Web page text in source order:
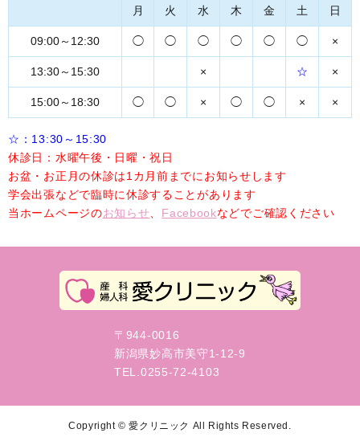
月 火 水 木 金 土 日
09:00～12:30 ◯ ◯ ◯ ◯ ◯ ◯ ×
13:30～15:30 × ☆ ×
15:00～18:30 ◯ ◯ × ◯ ◯ × ×
☆：13:30～15:30
休診日：水曜午後・日曜・祝日
お盆・お正月の休診は1カ月前までにお知らせします
学会出張などで臨時に休診することがあります
当ホームページのお知らせ Facebookなどでご確認ください
〒944-0016
新潟県妙高市美守1-12-9
TEL.0255-72-4103
Copyright © 愛クリニック All Rights Reserved.